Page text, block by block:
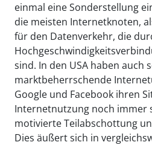
einmal eine Sonderstellung
die meisten Internetknoten,
für den Datenverkehr, die
sind. In den USA haben auch
marktbeherrschende
Google und Facebook ihren
Internetnutzung noch immer
motivierte Teilabschottung
Dies äußert sich in